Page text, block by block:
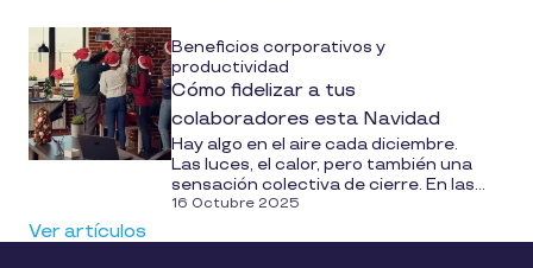
Beneficios corporativos y
productividad
Cómo fidelizar a tus
colaboradores esta Navidad
Hay algo en el aire cada diciembre.
Las luces, el calor, pero también una
sensación colectiva de cierre. En las...
16 Octubre 2025
Ver artículos